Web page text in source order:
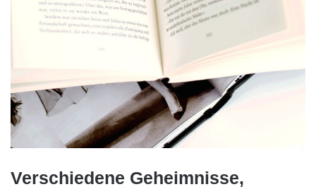
Verschiedene Geheimnisse,